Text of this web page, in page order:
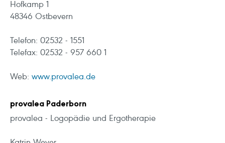
Hofkamp 1
48346 Ostbevern
Telefon: 02532 - 1551
Telefax: 02532 - 957 660 1
Web: www.provalea.de
provalea Paderborn
provalea - Logopädie und Ergotherapie